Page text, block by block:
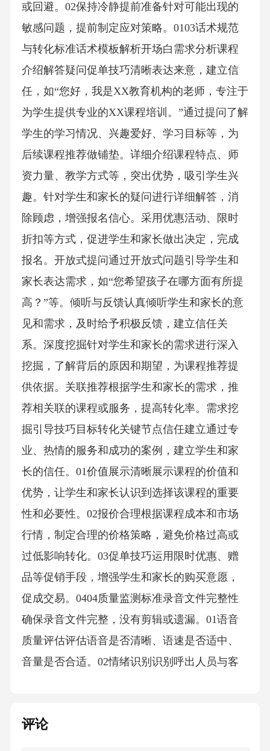
或回避。02保持冷静提前准备针对可能出现的
敏感问题，提前制定应对策略。0103话术规范
与转化标准话术模板解析开场白需求分析课程
介绍解答疑问促单技巧清晰表达来意，建立信
任，如“您好，我是XX教育机构的老师，专注于
为学生提供专业的XX课程培训。”通过提问了解
学生的学习情况、兴趣爱好、学习目标等，为
后续课程推荐做铺垫。详细介绍课程特点、师
资力量、教学方式等，突出优势，吸引学生兴
趣。针对学生和家长的疑问进行详细解答，消
除顾虑，增强报名信心。采用优惠活动、限时
折扣等方式，促进学生和家长做出决定，完成
报名。开放式提问通过开放式问题引导学生和
家长表达需求，如“您希望孩子在哪方面有所提
高？”等。倾听与反馈认真倾听学生和家长的意
见和需求，及时给予积极反馈，建立信任关
系。深度挖掘针对学生和家长的需求进行深入
挖掘，了解背后的原因和期望，为课程推荐提
供依据。关联推荐根据学生和家长的需求，推
荐相关联的课程或服务，提高转化率。需求挖
掘引导技巧目标转化关键节点信任建立通过专
业、热情的服务和成功的案例，建立学生和家
长的信任。01价值展示清晰展示课程的价值和
优势，让学生和家长认识到选择该课程的重要
性和必要性。02报价合理根据课程成本和市场
行情，制定合理的价格策略，避免价格过高或
过低影响转化。03促单技巧运用限时优惠、赠
品等促销手段，增强学生和家长的购买意愿，
促成交易。0404质量监测标准录音文件完整性
确保录音文件完整，没有剪辑或遗漏。01语音
质量评估评估语音是否清晰、语速是否适中、
音量是否合适。02情绪识别识别呼出人员与客
作效率。04录音分析与评估规则话术合规性检
评论